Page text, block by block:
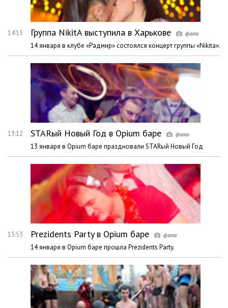
14:15 Группа NikitA выступила в Харькове
14 января в клубе «Радмир» состоялся концерт группы «Nikita».
13:12 STARый Новый Год в Opium баре
13 января в Opium баре праздновали STARый Новый Год
15:53 Prezidents Party в Opium баре
14 января в Opium баре прошла Prezidents Party.